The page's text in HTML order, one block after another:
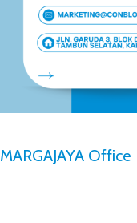
MARGAJAYA Office